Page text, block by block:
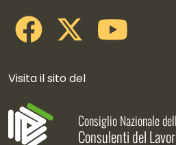
Visita il sito del
Consiglio Nazionale
Consulenti del